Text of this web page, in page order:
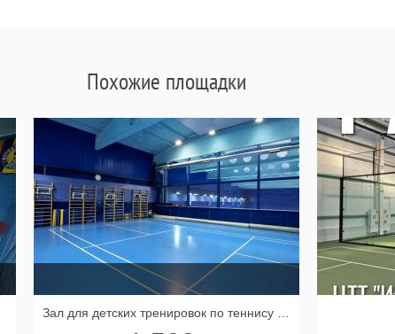
Похожие площадки
Зал для детских тренировок по теннису и гимнастике "TennisTime"